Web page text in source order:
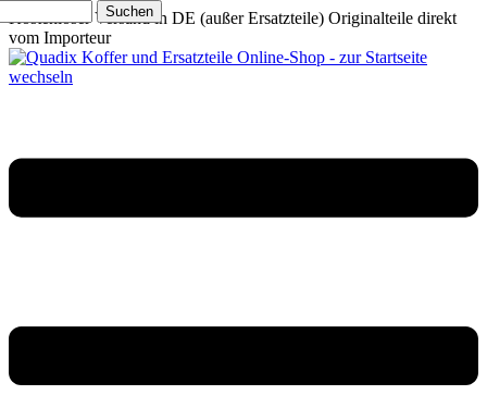
Kostenloser Versand in DE (außer Ersatzteile) Originalteile direkt
vom Importeur
Suchen